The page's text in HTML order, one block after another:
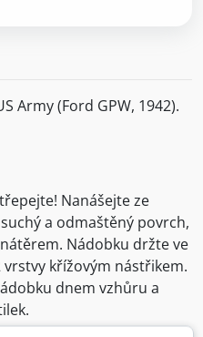
Army (Ford GPW, 1942).
Nanášejte ze
a odmaštěný povrch,
Nádobku držte ve
křížovým nástřikem.
dnem vzhůru a